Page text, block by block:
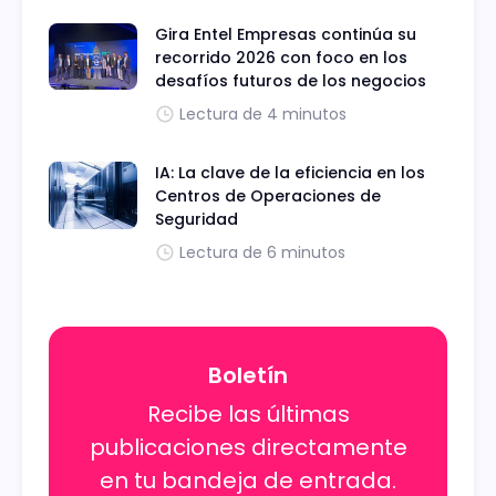
Gira Entel Empresas continúa su
recorrido 2026 con foco en los
desafíos futuros de los negocios
Lectura de 4 minutos
IA: La clave de la eficiencia en los
Centros de Operaciones de
Seguridad
Lectura de 6 minutos
Boletín
Recibe las últimas
publicaciones directamente
en tu bandeja de entrada.